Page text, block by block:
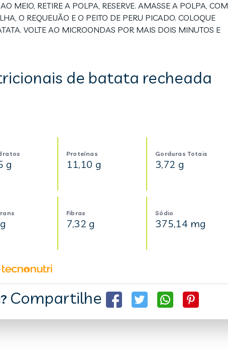
MEIO, RETIRE A POLPA, RESERVE. AMASSE A POLPA, COM
O REQUEIJÃO E O PEITO DE PERU PICADO. COLOQUE
VOLTE AO MICROONDAS POR MAIS DOIS MINUTOS E
de batata recheada
g
Proteínas
11,10 g
Gorduras Totais
3,72 g
Fibras
7,32 g
Sódio
375,14 mg
Compartilhe